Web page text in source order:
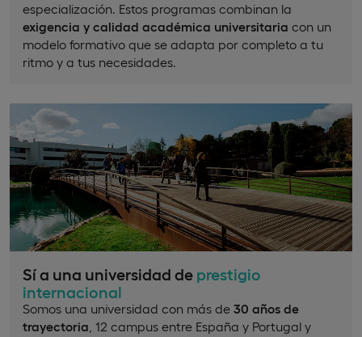
especialización. Estos programas combinan la
exigencia y calidad académica universitaria con un
modelo formativo que se adapta por completo a tu
ritmo y a tus necesidades.
Sí a una universidad de prestigio
internacional
Somos una universidad con más de 30 años de
trayectoria , 12 campus entre España y Portugal y